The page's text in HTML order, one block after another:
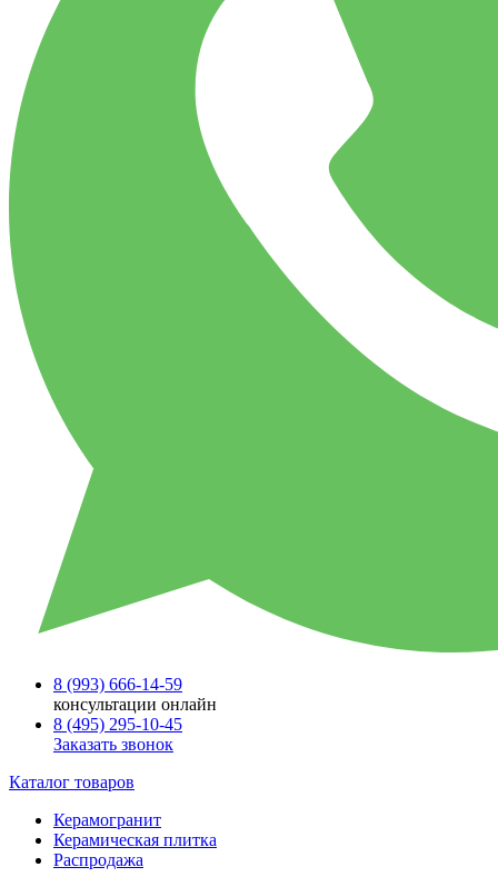
8 (993) 666-14-59
консультации онлайн
8 (495) 295-10-45
Заказать звонок
Каталог товаров
Керамогранит
Керамическая плитка
Распродажа